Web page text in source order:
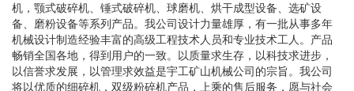
机，颚式破碎机、锤式破碎机、球磨机、烘干成型设备、选矿设
备、磨粉设备等系列产品。我公司设计力量雄厚，有一批从事多年
机械设计制造经验丰富的高级工程技术人员和专业技术工人。产品
畅销全国各地，得到用户的一致。以质量求生存，以科技求进步，
以信誉求发展，以管理求效益是宇工矿山机械公司的宗旨。我公司
将以优质的细碎机，双级粉碎机产品，上乘的售后服务，愿与社会